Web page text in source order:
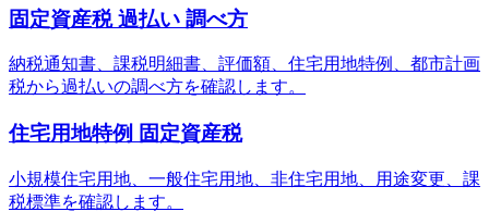
固定資産税 過払い 調べ方
納税通知書、課税明細書、評価額、住宅用地特例、都市計画
税から過払いの調べ方を確認します。
住宅用地特例 固定資産税
小規模住宅用地、一般住宅用地、非住宅用地、用途変更、課
税標準を確認します。